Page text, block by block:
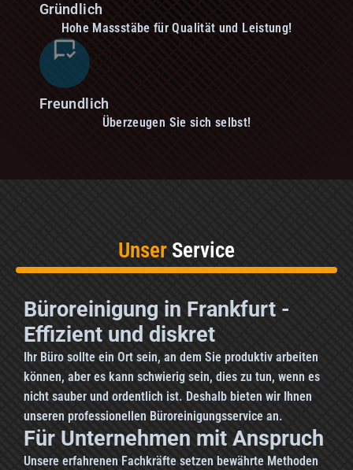
Gründlich
Hohe Massstäbe für Qualität und Leistung!
Freundlich
Überzeugen Sie sich selbst!
Unser Service
Büroreinigung in Frankfurt -
Effizient und diskret
Ihr Büro sollte ein Ort sein, an dem Sie produktiv arbeiten
können, aber es kann schwierig sein, dies zu tun, wenn es
nicht sauber und ordentlich ist. Deshalb bieten wir Ihnen
unseren professionellen Büroreinigungsservice an.
Für Unternehmen mit Anspruch
Unsere erfahrenen Fachkräfte setzen bewährte Methoden